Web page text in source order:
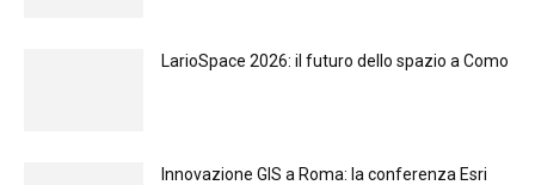
LarioSpace 2026: il futuro dello spazio a Como
Innovazione GIS a Roma: la conferenza Esri